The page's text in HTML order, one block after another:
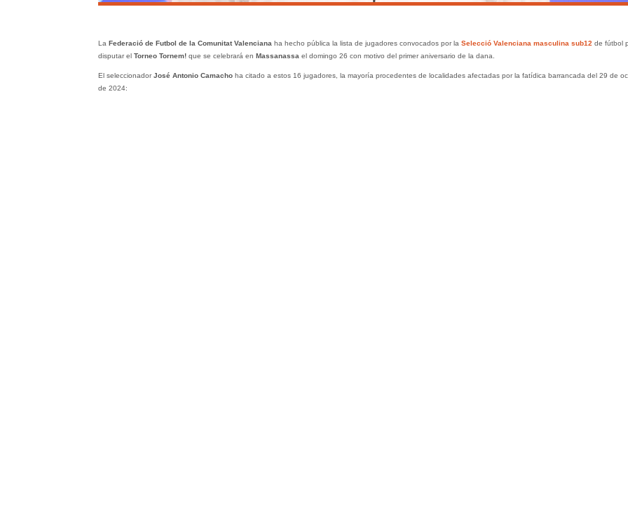
La Federació de Futbol de la Comunitat Valenciana ha hecho pública la lista de jugadores convocados por la Selecció Valenciana masculina sub12 de fútbol
disputar el Torneo Tornem!que se celebrará en Massanassa el domingo 26 con motivo del primer aniversario de la dana.
El seleccionadorJosé Antonio Camachoha citado a estos 16 jugadores, la mayoría procedentes de localidades afectadas por la fatídica barrancada del 29 de
de 2024: